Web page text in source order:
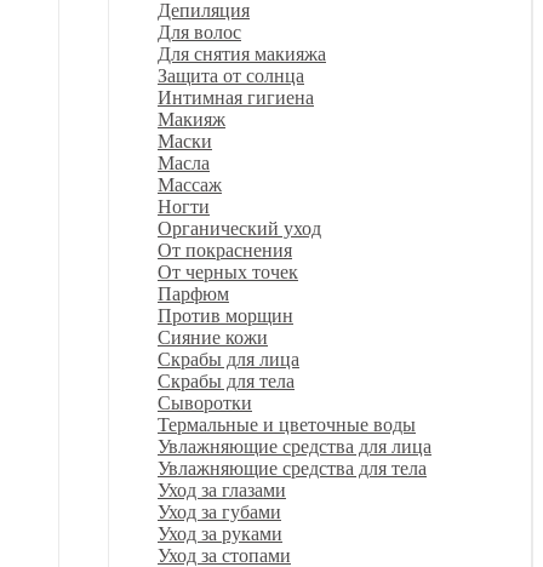
Депиляция
Для волос
Для снятия макияжа
Защита от солнца
Интимная гигиена
Макияж
Маски
Масла
Массаж
Ногти
Органический уход
От покраснения
От черных точек
Парфюм
Против морщин
Сияние кожи
Скрабы для лица
Скрабы для тела
Сыворотки
Термальные и цветочные воды
Увлажняющие средства для лица
Увлажняющие средства для тела
Уход за глазами
Уход за губами
Уход за руками
Уход за стопами